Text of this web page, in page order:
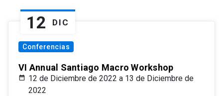
12 DIC
Conferencias
VI Annual Santiago Macro Workshop
12 de Diciembre de 2022 a 13 de Diciembre de
2022